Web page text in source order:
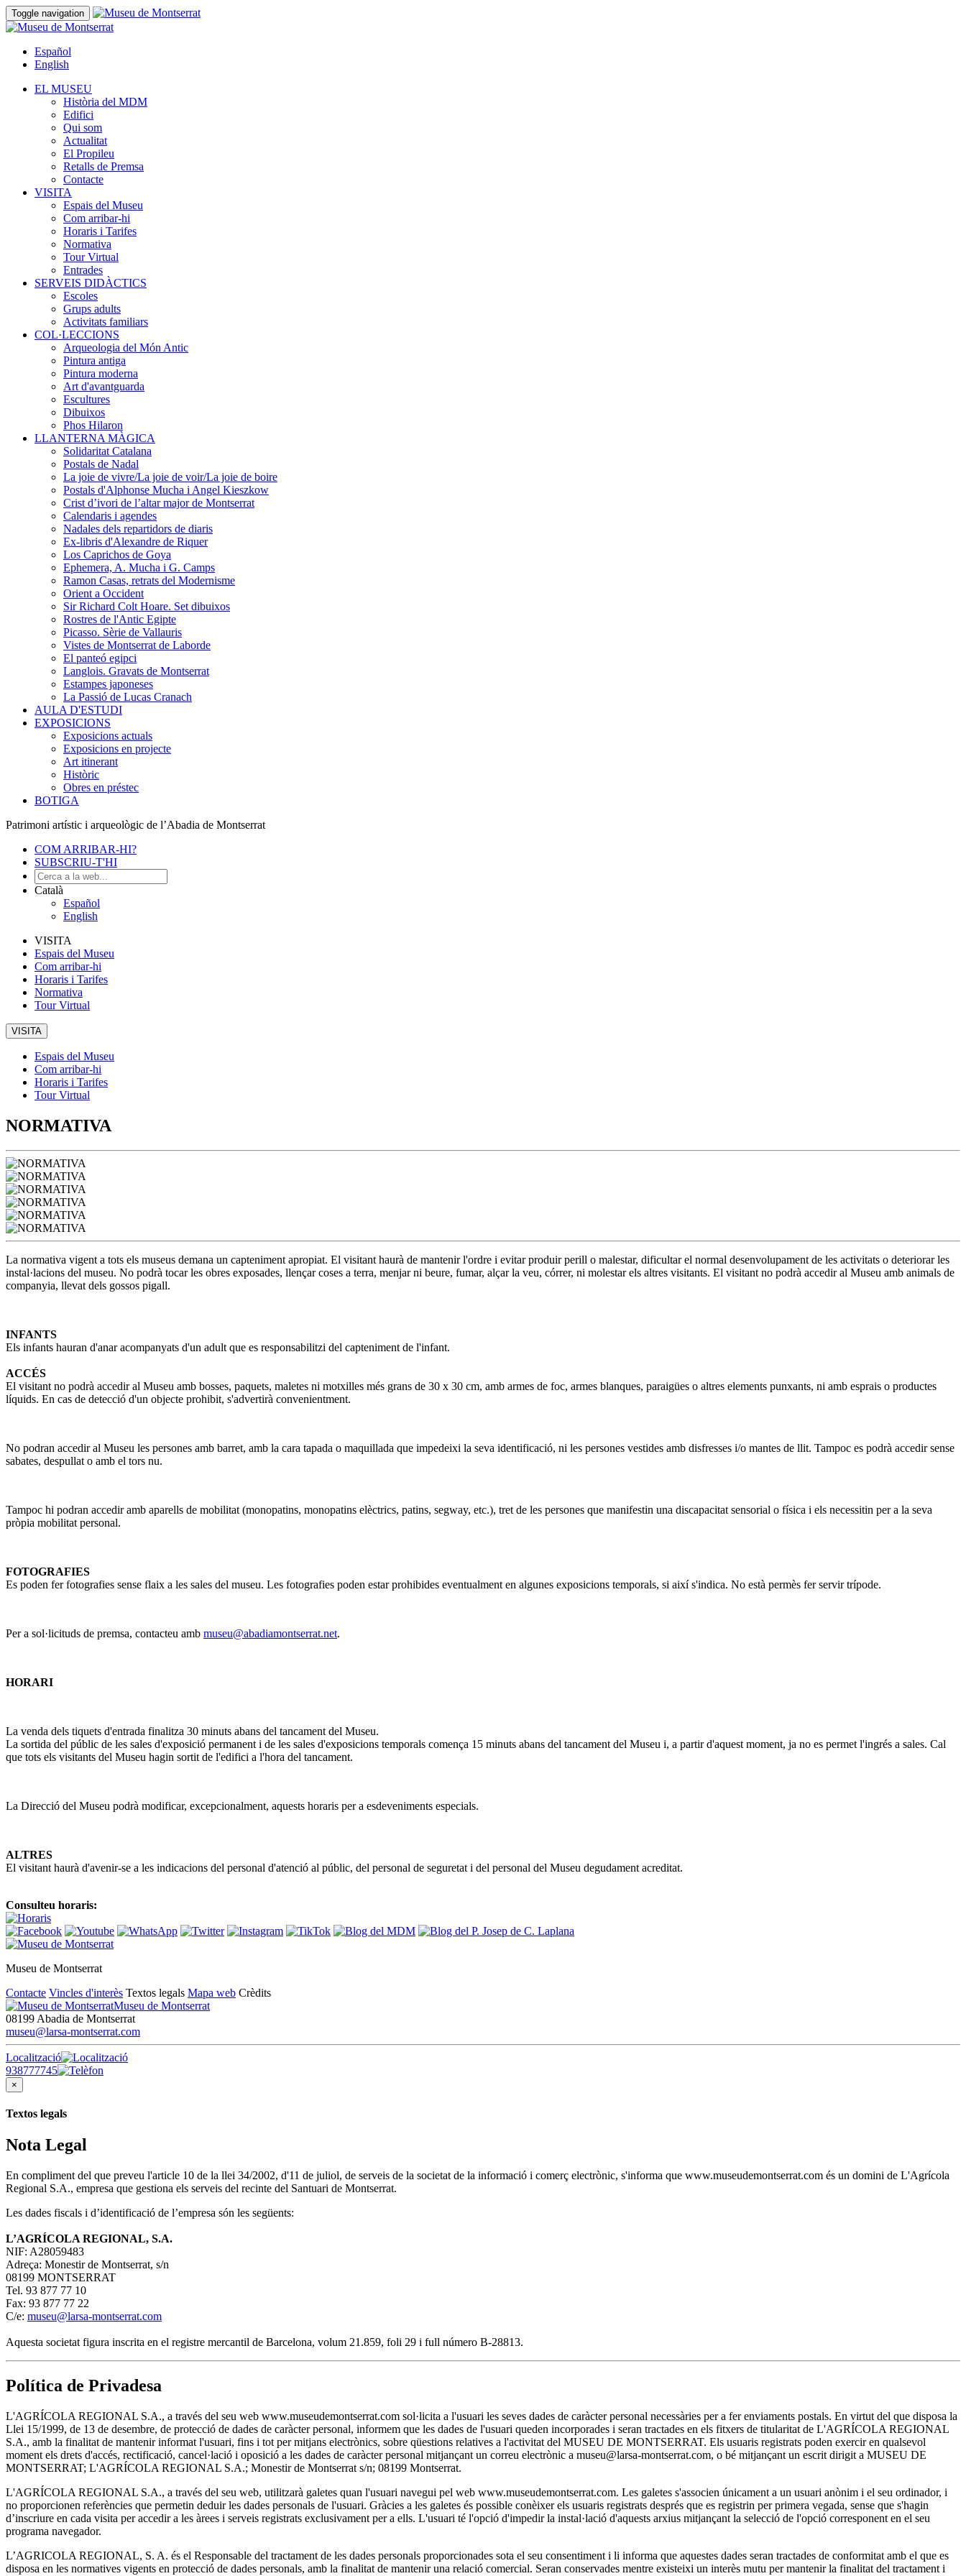
Toggle navigation
Español
English
EL MUSEU
Història del MDM
Edifici
Qui som
Actualitat
El Propileu
Retalls de Premsa
Contacte
VISITA
Espais del Museu
Com arribar-hi
Horaris i Tarifes
Normativa
Tour Virtual
Entrades
SERVEIS DIDÀCTICS
Escoles
Grups adults
Activitats familiars
COL·LECCIONS
Arqueologia del Món Antic
Pintura antiga
Pintura moderna
Art d'avantguarda
Escultures
Dibuixos
Phos Hilaron
LLANTERNA MÀGICA
Solidaritat Catalana
Postals de Nadal
La joie de vivre/La joie de voir/La joie de boire
Postals d'Alphonse Mucha i Angel Kieszkow
Crist d’ivori de l’altar major de Montserrat
Calendaris i agendes
Nadales dels repartidors de diaris
Ex-libris d'Alexandre de Riquer
Los Caprichos de Goya
Ephemera, A. Mucha i G. Camps
Ramon Casas, retrats del Modernisme
Orient a Occident
Sir Richard Colt Hoare. Set dibuixos
Rostres de l'Antic Egipte
Picasso. Sèrie de Vallauris
Vistes de Montserrat de Laborde
El panteó egipci
Langlois. Gravats de Montserrat
Estampes japoneses
La Passió de Lucas Cranach
AULA D'ESTUDI
EXPOSICIONS
Exposicions actuals
Exposicions en projecte
Art itinerant
Històric
Obres en préstec
BOTIGA
Patrimoni artístic i arqueològic de l’Abadia de Montserrat
COM ARRIBAR-HI?
SUBSCRIU-T'HI
Català
Español
English
VISITA
Espais del Museu
Com arribar-hi
Horaris i Tarifes
Normativa
Tour Virtual
VISITA
Espais del Museu
Com arribar-hi
Horaris i Tarifes
Tour Virtual
NORMATIVA
La normativa vigent a tots els museus demana un capteniment apropiat. El visitant haurà de mantenir l'ordre i evitar produir perill o malestar, dificultar el normal desenvolupament de les activitats o deteriorar les
instal·lacions del museu. No podrà tocar les obres exposades, llençar coses a terra, menjar ni beure, fumar, alçar la veu, córrer, ni molestar els altres visitants. El visitant no podrà accedir al Museu amb animals de
companyia, llevat dels gossos pigall.
INFANTS
Els infants hauran d'anar acompanyats d'un adult que es responsabilitzi del capteniment de l'infant.
ACCÉS
El visitant no podrà accedir al Museu amb bosses, paquets, maletes ni motxilles més grans de 30 x 30 cm, amb armes de foc, armes blanques, paraigües o altres elements punxants, ni amb esprais o productes
líquids. En cas de detecció d'un objecte prohibit, s'advertirà convenientment.
No podran accedir al Museu les persones amb barret, amb la cara tapada o maquillada que impedeixi la seva identificació, ni les persones vestides amb disfresses i/o mantes de llit. Tampoc es podrà accedir sense
sabates, despullat o amb el tors nu.
Tampoc hi podran accedir amb aparells de mobilitat (monopatins, monopatins elèctrics, patins, segway, etc.), tret de les persones que manifestin una discapacitat sensorial o física i els necessitin per a la seva
pròpia mobilitat personal.
FOTOGRAFIES
Es poden fer fotografies sense flaix a les sales del museu. Les fotografies poden estar prohibides eventualment en algunes exposicions temporals, si així s'indica. No està permès fer servir trípode.
Per a sol·licituds de premsa, contacteu amb museu@abadiamontserrat.net.
HORARI
La venda dels tiquets d'entrada finalitza 30 minuts abans del tancament del Museu.
La sortida del públic de les sales d'exposició permanent i de les sales d'exposicions temporals comença 15 minuts abans del tancament del Museu i, a partir d'aquest moment, ja no es permet l'ingrés a sales. Cal
que tots els visitants del Museu hagin sortit de l'edifici a l'hora del tancament.
La Direcció del Museu podrà modificar, excepcionalment, aquests horaris per a esdeveniments especials.
ALTRES
El visitant haurà d'avenir-se a les indicacions del personal d'atenció al públic, del personal de seguretat i del personal del Museu degudament acreditat.
Consulteu horaris:
Museu de Montserrat
Contacte Vincles d'interès Textos legals Mapa web Crèdits
Museu de Montserrat
08199 Abadia de Montserrat
museu@larsa-montserrat.com
Localització
938777745
×
Textos legals
Nota Legal
En compliment del que preveu l'article 10 de la llei 34/2002, d'11 de juliol, de serveis de la societat de la informació i comerç electrònic, s'informa que www.museudemontserrat.com és un domini de L'Agrícola
Regional S.A., empresa que gestiona els serveis del recinte del Santuari de Montserrat.
Les dades fiscals i d’identificació de l’empresa són les següents:
L’AGRÍCOLA REGIONAL, S.A.
NIF: A28059483
Adreça: Monestir de Montserrat, s/n
08199 MONTSERRAT
Tel. 93 877 77 10
Fax: 93 877 77 22
C/e: museu@larsa-montserrat.com
Aquesta societat figura inscrita en el registre mercantil de Barcelona, volum 21.859, foli 29 i full número B-28813.
Política de Privadesa
L'AGRÍCOLA REGIONAL S.A., a través del seu web www.museudemontserrat.com sol·licita a l'usuari les seves dades de caràcter personal necessàries per a fer enviaments postals. En virtut del que disposa la
Llei 15/1999, de 13 de desembre, de protecció de dades de caràcter personal, informem que les dades de l'usuari queden incorporades i seran tractades en els fitxers de titularitat de L'AGRÍCOLA REGIONAL
S.A., amb la finalitat de mantenir informat l'usuari, fins i tot per mitjans electrònics, sobre qüestions relatives a l'activitat del MUSEU DE MONTSERRAT. Els usuaris registrats poden exercir en qualsevol
moment els drets d'accés, rectificació, cancel·lació i oposició a les dades de caràcter personal mitjançant un correu electrònic a museu@larsa-montserrat.com, o bé mitjançant un escrit dirigit a MUSEU DE
MONTSERRAT; L'AGRÍCOLA REGIONAL S.A.; Monestir de Montserrat s/n; 08199 Montserrat.
L'AGRÍCOLA REGIONAL S.A., a través del seu web, utilitzarà galetes quan l'usuari navegui pel web www.museudemontserrat.com. Les galetes s'associen únicament a un usuari anònim i el seu ordinador, i
no proporcionen referències que permetin deduir les dades personals de l'usuari. Gràcies a les galetes és possible conèixer els usuaris registrats després que es registrin per primera vegada, sense que s'hagin
d’inscriure en cada visita per accedir a les àrees i serveis registrats exclusivament per a ells. L'usuari té l'opció d'impedir la instal·lació d'aquests arxius mitjançant la selecció de l'opció corresponent en el seu
programa navegador.
L’AGRICOLA REGIONAL, S. A. és el Responsable del tractament de les dades personals proporcionades sota el seu consentiment i li informa que aquestes dades seran tractades de conformitat amb el que es
disposa en les normatives vigents en protecció de dades personals, amb la finalitat de mantenir una relació comercial. Seran conservades mentre existeixi un interès mutu per mantenir la finalitat del tractament i